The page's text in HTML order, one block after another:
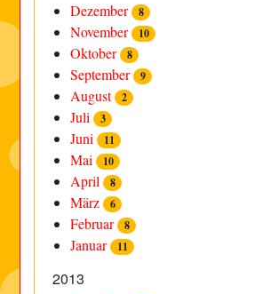
Dezember 8
November 10
Oktober 8
September 9
August 2
Juli 3
Juni 11
Mai 10
April 8
März 6
Februar 8
Januar 11
2013